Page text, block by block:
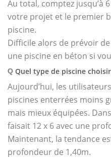
Au total, comptez jusqu’à
votre projet et le premier
piscine.
Difficile alors de prévoir
une piscine en béton si
Q Quel type de piscine
Aujourd’hui, les
piscines enterrées moins
mais mieux équipées.
faisait 12 x 6 avec une
Maintenant, la tendance
profondeur de 1,40m.